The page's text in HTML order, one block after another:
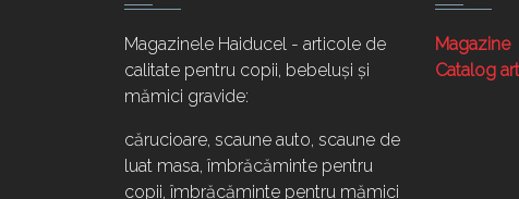
Magazinele Haiducel - articole de
calitate pentru copii, bebeluși și
mămici gravide:
cărucioare, scaune auto, scaune de
luat masa, îmbrăcăminte pentru
copii, îmbrăcăminte pentru mămici
Magazine
Catalog